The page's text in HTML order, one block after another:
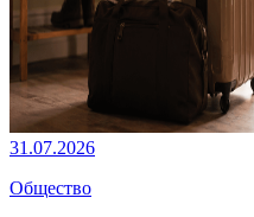
31.07.2026
Общество